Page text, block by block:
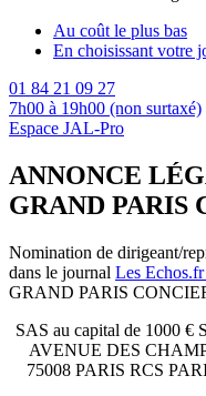
Au coût le plus bas
En choisissant votre
01 84 21 09 27
7h00 à 19h00 (non surtaxé)
Espace JAL-Pro
ANNONCE
GRAND PARIS
Nomination de dirigeant/
dans le journal Les
GRAND PARIS
SAS au capital de 1000 €
AVENUE DES
75008 PARIS RCS